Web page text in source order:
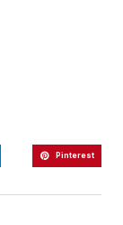
Pinterest